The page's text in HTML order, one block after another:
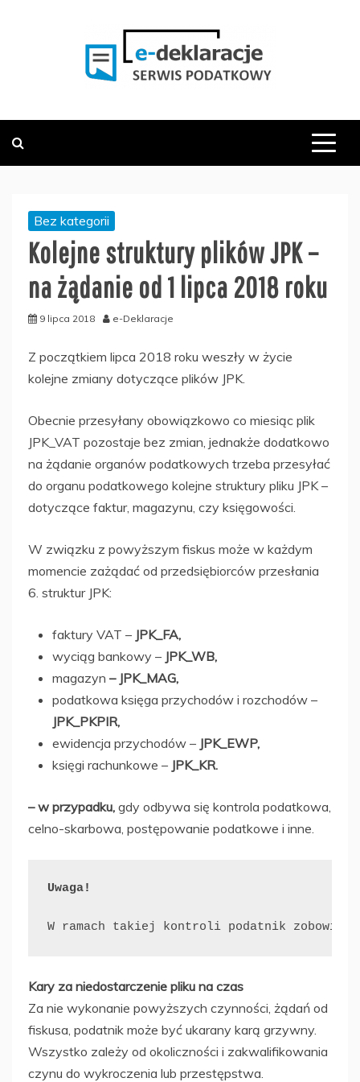
Bez kategorii
Kolejne struktury plików JPK –
na żądanie od 1 lipca 2018 roku
9 lipca 2018 e-Deklaracje
Z początkiem lipca 2018 roku weszły w życie
kolejne zmiany dotyczące plików JPK.
Obecnie przesyłany obowiązkowo co miesiąc plik
JPK_VAT pozostaje bez zmian, jednakże dodatkowo
na żądanie organów podatkowych trzeba przesyłać
do organu podatkowego kolejne struktury pliku JPK –
dotyczące faktur, magazynu, czy księgowości.
W związku z powyższym fiskus może w każdym
momencie zażądać od przedsiębiorców przesłania
6. struktur JPK:
faktury VAT – JPK_FA,
wyciąg bankowy – JPK_WB,
magazyn – JPK_MAG,
podatkowa księga przychodów i rozchodów –
JPK_PKPIR,
ewidencja przychodów – JPK_EWP,
księgi rachunkowe – JPK_KR.
– w przypadku, gdy odbywa się kontrola podatkowa,
celno-skarbowa, postępowanie podatkowe i inne.
Uwaga!
W ramach takiej kontroli podatnik
Kary za niedostarczenie pliku na czas
Za nie wykonanie powyższych czynności, żądań od
fiskusa, podatnik może być ukarany karą grzywny.
Wszystko zależy od okoliczności i zakwalifikowania
czynu do wykroczenia lub przestępstwa.